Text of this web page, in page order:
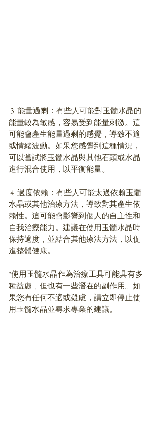
能量較為敏感，容易受到能量刺激。這
可能會產生能量過剩的感覺，導致不適
或情緒波動。如果您感覺到這種情況，
可以嘗試將玉髓水晶與其他石頭或水晶
進行混合使用，以平衡能量。
水晶或其他治療方法，導致對其產生依
賴性。這可能會影響到個人的自主性和
自我治療能力。建議在使用玉髓水晶時
保持適度，並結合其他療法方法，以促
進整體健康。
*使用玉髓水晶作為治療工具可能具有多
種益處，但也有一些潛在的副作用。如
果您有任何不適或疑慮，請立即停止使
用玉髓水晶並尋求專業的建議。